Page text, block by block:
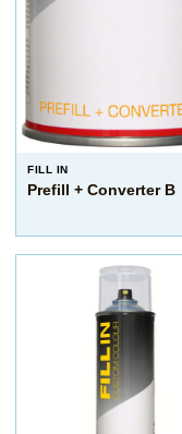
FILL IN
Prefill + Converter B